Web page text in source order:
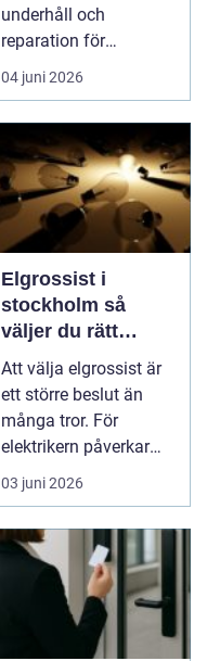
underhåll och
reparation för
maskiner som arbetar
hårt varje da...
04 juni 2026
Elgrossist i
stockholm så
väljer du rätt
partner för
elmaterial och
belysning
Att välja elgrossist är
ett större beslut än
många tror. För
elektrikern påverkar
valet både tidsåtg...
03 juni 2026